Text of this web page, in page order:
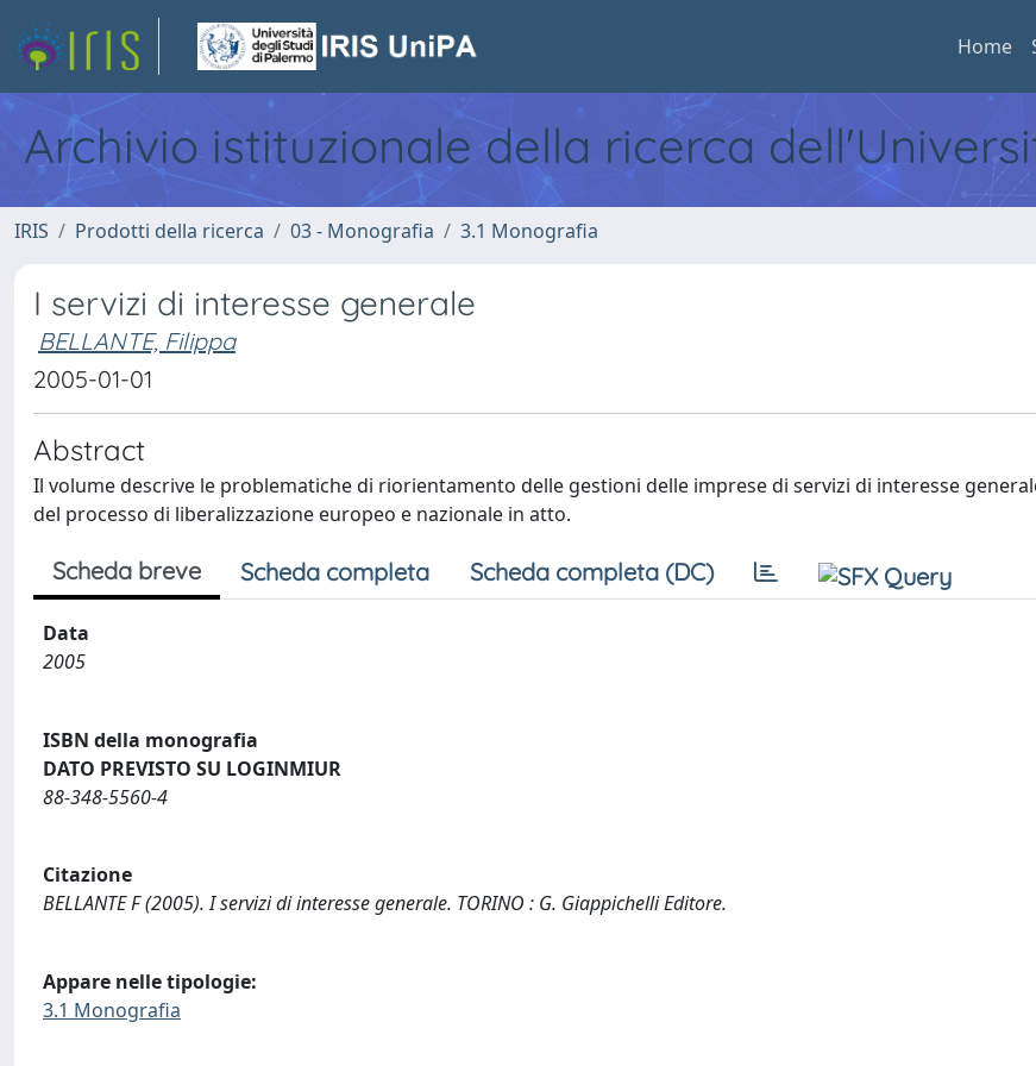
Home
Archivio istituzionale della ricerca
IRIS Prodotti della ricerca 03 - Monografia 3.1 Monografia
I servizi di interesse generale
BELLANTE, Filippa
2005-01-01
Abstract
Il volume descrive le problematiche di riorientamento delle gestioni delle imprese di servizi di interesse
del processo di liberalizzazione europeo e nazionale in atto.
Scheda breve Scheda completa Scheda completa (DC)
Data
2005
ISBN della monografia
DATO PREVISTO SU LOGINMIUR
88-348-5560-4
Citazione
BELLANTE F (2005). I servizi di interesse generale. TORINO : G. Giappichelli Editore.
Appare nelle tipologie:
3.1 Monografia